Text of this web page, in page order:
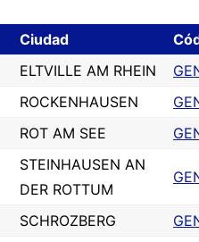
Ciudad
ELTVILLE AM RHEIN
ROCKENHAUSEN
ROT AM SEE
STEINHAUSEN AN
DER ROTTUM
SCHROZBERG